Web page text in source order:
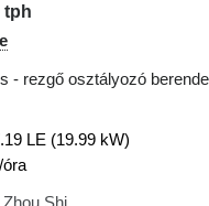
tph
- rezgő osztályozó
LE (19.99 kW)
óra